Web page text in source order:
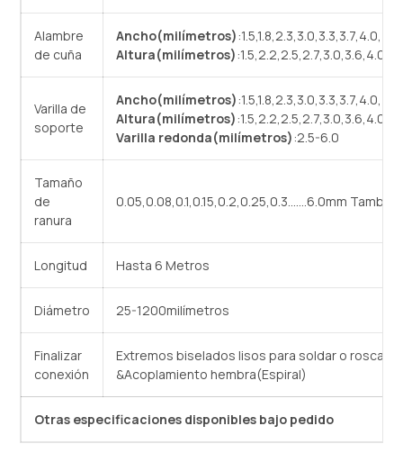
Alambre
de cuña
Ancho(milímetros) :1.5,1.8,2.3,3.0,3.3,3.7,4.0,4.5
Altura(milímetros)
Varilla de
soporte
Ancho(milímetros) :1.5,1.8,2.3,3.0,3.3,3.7,4.0,4.5
Altura(milímetros)
Varilla redonda(milímetros) :2.5-6.0
Tamaño
de
ranura
0.05,0.08,0.1,0.15,0.2,0.25,0.3…….6.0mm
Longitud Hasta 6 Metros
Diámetro 25-1200milímetros
Finalizar
conexión
Extremos biselados lisos para soldar o
&Acoplamiento hembra(Espiral)
Otras especificaciones disponibles bajo pedido